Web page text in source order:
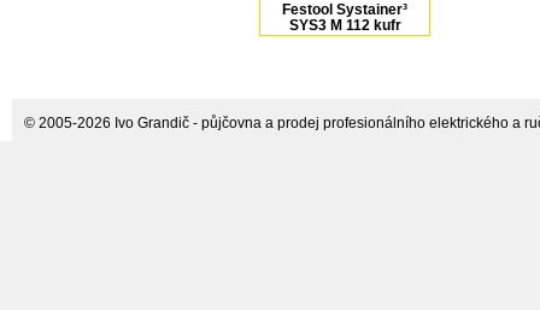
Festool Systainer³
SYS3 M 112 kufr
204840
© 2005-2026 Ivo Grandič - půjčovna a prodej profesionálního elektrického a